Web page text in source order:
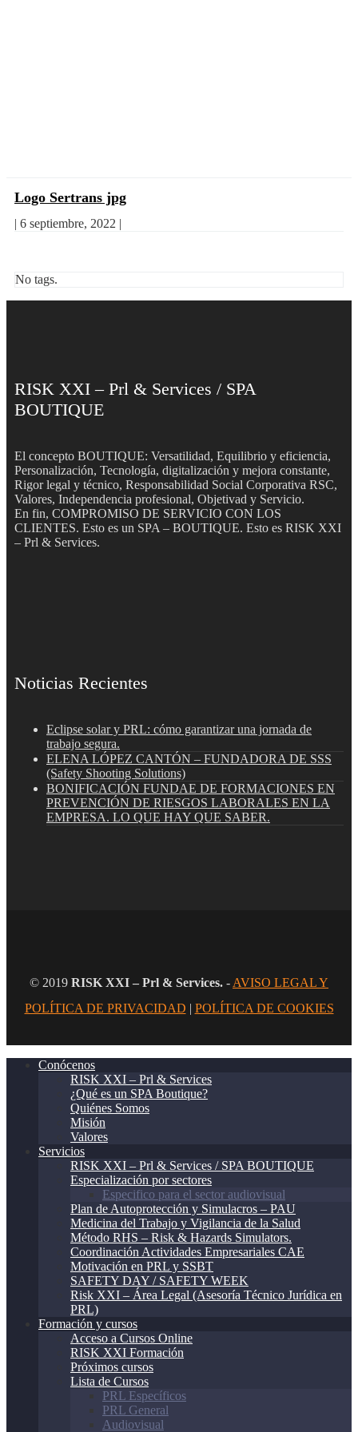
Logo Sertrans jpg
| 6 septiembre, 2022 |
No tags.
RISK XXI – Prl & Services / SPA
BOUTIQUE
El concepto BOUTIQUE: Versatilidad, Equilibrio y eficiencia,
Personalización, Tecnología, digitalización y mejora constante,
Rigor legal y técnico, Responsabilidad Social Corporativa RSC,
Valores, Independencia profesional, Objetivad y Servicio.
En fin, COMPROMISO DE SERVICIO CON LOS
CLIENTES. Esto es un SPA – BOUTIQUE. Esto es RISK XXI
– Prl & Services.
Noticias Recientes
Eclipse solar y PRL: cómo garantizar una jornada de
trabajo segura.
ELENA LÓPEZ CANTÓN – FUNDADORA DE SSS
(Safety Shooting Solutions)
BONIFICACIÓN FUNDAE DE FORMACIONES EN
PREVENCIÓN DE RIESGOS LABORALES EN LA
EMPRESA. LO QUE HAY QUE SABER.
© 2019 RISK XXI – Prl & Services. - AVISO LEGAL Y
POLÍTICA DE PRIVACIDAD | POLÍTICA DE COOKIES
Conócenos
RISK XXI – Prl & Services
¿Qué es un SPA Boutique?
Quiénes Somos
Misión
Valores
Servicios
RISK XXI – Prl & Services / SPA BOUTIQUE
Especialización por sectores
Especifico para el sector audiovisual
Plan de Autoprotección y Simulacros – PAU
Medicina del Trabajo y Vigilancia de la Salud
Método RHS – Risk & Hazards Simulators.
Coordinación Actividades Empresariales CAE
Motivación en PRL y SSBT
SAFETY DAY / SAFETY WEEK
Risk XXI – Área Legal (Asesoría Técnico Jurídica en
PRL)
Formación y cursos
Acceso a Cursos Online
RISK XXI Formación
Próximos cursos
Lista de Cursos
PRL Específicos
PRL General
Audiovisual